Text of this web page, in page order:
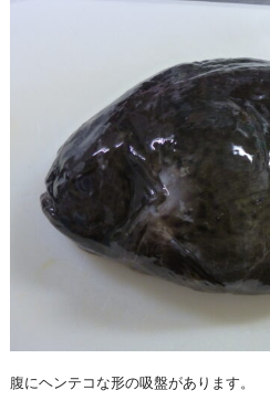
腹にヘンテコな形の吸盤があります。